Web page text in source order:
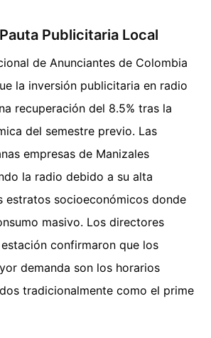
Publicitaria Local
de Anunciantes de Colombia
la inversión publicitaria en radio
recuperación del 8.5% tras la
del semestre previo. Las
empresas de Manizales
la radio debido a su alta
estratos socioeconómicos donde
masivo. Los directores
confirmaron que los
demanda son los horarios
tradicionalmente como el prime